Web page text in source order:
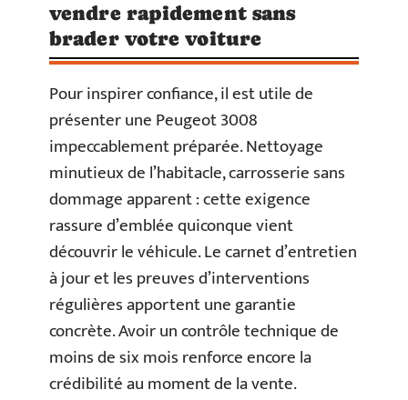
vendre rapidement sans
brader votre voiture
Pour inspirer confiance, il est utile de
présenter une Peugeot 3008
impeccablement préparée. Nettoyage
minutieux de l’habitacle, carrosserie sans
dommage apparent : cette exigence
rassure d’emblée quiconque vient
découvrir le véhicule. Le carnet d’entretien
à jour et les preuves d’interventions
régulières apportent une garantie
concrète. Avoir un contrôle technique de
moins de six mois renforce encore la
crédibilité au moment de la vente.